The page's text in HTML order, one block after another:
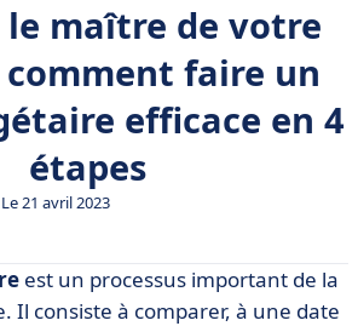
le maître de votre
faire un
efficace en 4
étapes
Le 21 avril 2023
: explications
est un processus important de la
Il consiste à comparer, à une date